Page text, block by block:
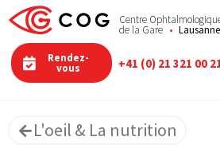
Centre
de la Gare Lausanne
Rendez-
vous +41 (0) 21 321 00
L'oeil & La nutrition​